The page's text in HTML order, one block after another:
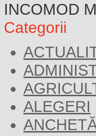
INCOMOD
Categorii
ALEGERI